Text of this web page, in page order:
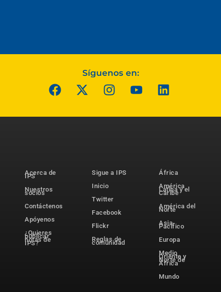
Síguenos en:
Acerca de
IPS
Nuestros
socios
Contáctenos
Apóyenos
¿Quieres
publicar
notas de
IPS?
Sigue a IPS
Inicio
Twitter
Facebook
Flickr
Reglas de
comunidad
África
América
Latina y el
Caribe
América del
Norte
Asia-
Pacífico
Europa
Medio
Oriente y
Norte de
África
Mundo